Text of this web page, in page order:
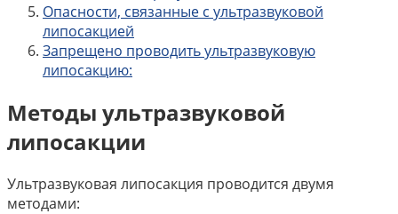
Опасности, связанные с ультразвуковой
липосакцией
Запрещено проводить ультразвуковую
липосакцию:
Методы ультразвуковой
липосакции
Ультразвуковая липосакция проводится двумя
методами: